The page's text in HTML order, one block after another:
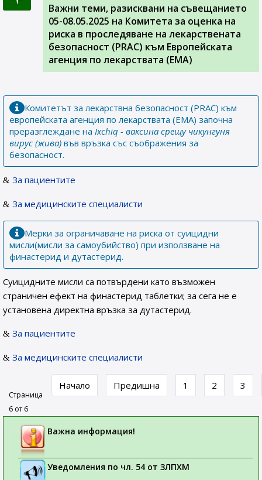
Важни теми, разисквани на съвeщанието
05-08.05.2025 на Комитета за оценка на
риска в проследяване на лекарствената
безопасност (PRAC) към Европейската
агенция по лекарствата (ЕМА)
Комитетът за лекарствна безопасност (PRAC) към
европейската агенция по лекарствата (EMA) започна
преразглеждане на Ixchiq - ваксина срещу чикунгуня
вирус (жива) във връзка със съображения за
безопасност.
За пациентите
За медицинските специалисти
Мерки за ограничаване на риска от суицидни
мисли(мисли за самоубийство) при използване на
финастерид и дутастерид.
Суицидните мисли са потвърдени като възможен
страничен ефект на финастерид таблетки; за сега не е
установена директна връзка за дутастерид.
За пациентите
За медицинските специалисти
Страница
6 от 6
Начало Предишна 1 2 3
Важна информация!
Уведомления по чл. 54 от ЗЛПХМ